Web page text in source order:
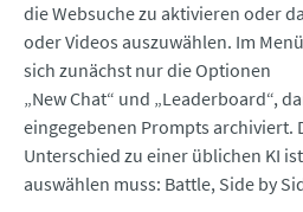
die Websuche zu aktivieren oder
oder Videos auszuwählen. Im
sich zunächst nur die Optionen
„New Chat“ und „Leaderboard“,
eingegebenen Prompts archiviert.
Unterschied zu einer üblichen KI
auswählen muss: Battle, Side by